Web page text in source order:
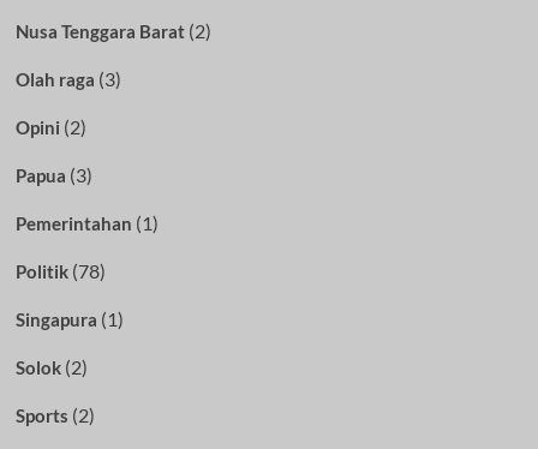
Nusa Tenggara Barat(2)
Olah raga (3)
Opini (2)
Papua (3)
Pemerintahan (1)
Politik(78)
Singapura (1)
Solok(2)
Sports (2)